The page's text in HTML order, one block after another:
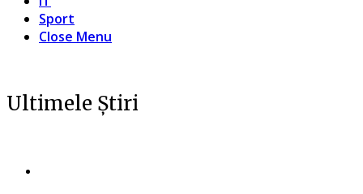
Sport
Close Menu
Ultimele Știri